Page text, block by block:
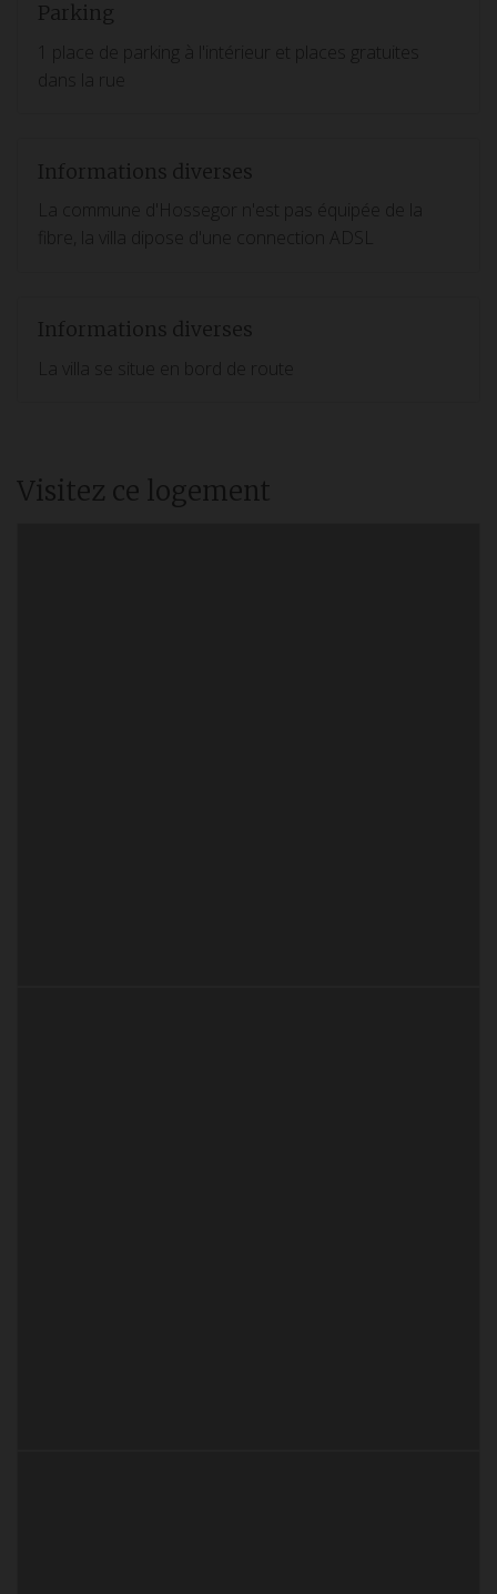
Parking
1 place de parking à l'intérieur et places gratuites
Informations diverses
La commune d'Hossegor n'est pas équipée de la
fibre, la villa dipose d'une connection ADSL
Informations diverses
La villa se situe en bord de route
Visitez ce logement